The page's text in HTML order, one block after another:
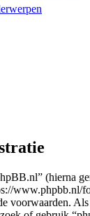
(hierna
www.phpbb.nl/
voorwaarden.